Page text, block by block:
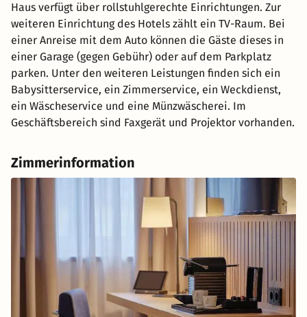
Haus verfügt über rollstuhlgerechte Einrichtungen. Zur
weiteren Einrichtung des Hotels zählt ein TV-Raum. Bei
einer Anreise mit dem Auto können die Gäste dieses in
einer Garage (gegen Gebühr) oder auf dem Parkplatz
parken. Unter den weiteren Leistungen finden sich ein
Babysitterservice, ein Zimmerservice, ein Weckdienst,
ein Wäscheservice und eine Münzwäscherei. Im
Geschäftsbereich sind Faxgerät und Projektor vorhanden.
Zimmerinformation